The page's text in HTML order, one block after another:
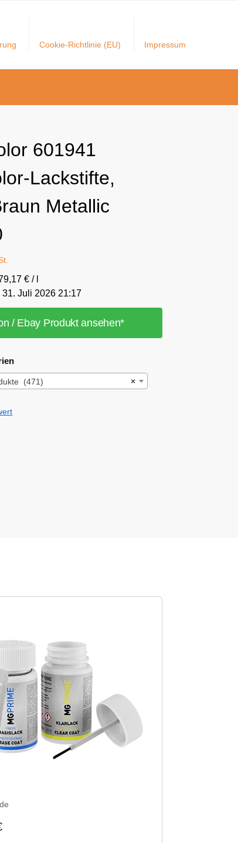
Cookie-Richtlinie (EU) Impressum
601941
Lackstifte,
Metallic
€ / l
31. Juli 2026 21:17
/ Ebay Produkt ansehen*
×
(471)